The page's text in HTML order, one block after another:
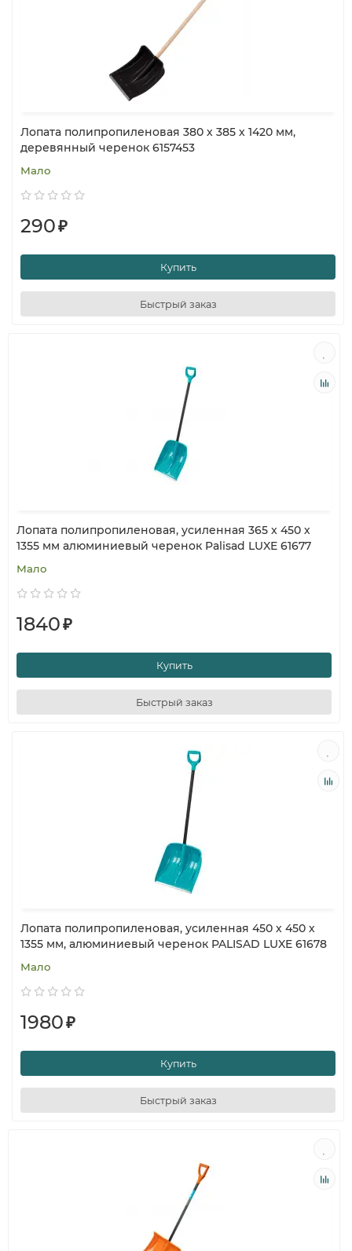
Лопата полипропиленовая 380 х 385 х 1420 мм,
деревянный черенок 6157453
Мало
290₽
Купить
Быстрый заказ
Лопата полипропиленовая, усиленная 365 x 450 х
1355 мм алюминиевый черенок Palisad LUXE 61677
Мало
1840₽
Купить
Быстрый заказ
Лопата полипропиленовая, усиленная 450 х 450 х
1355 мм, алюминиевый черенок PALISAD LUXE 61678
Мало
1980₽
Купить
Быстрый заказ